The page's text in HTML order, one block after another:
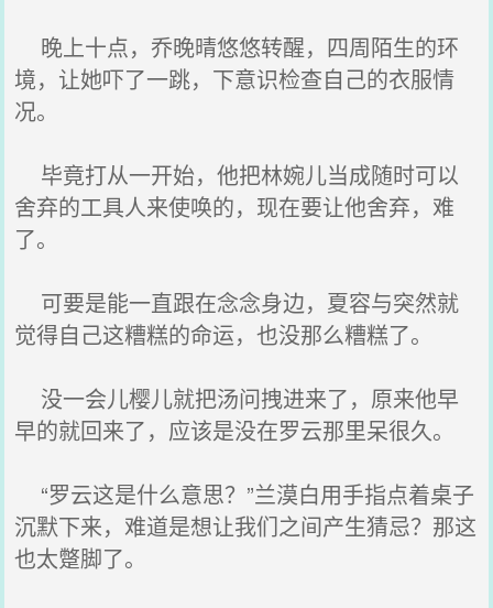
晚上十点，乔晚晴悠悠转醒，四周陌生的环
境，让她吓了一跳，下意识检查自己的衣服情
况。
毕竟打从一开始，他把林婉儿当成随时可以
舍弃的工具人来使唤的，现在要让他舍弃，难
了。
可要是能一直跟在念念身边，夏容与突然就
觉得自己这糟糕的命运，也没那么糟糕了。
没一会儿樱儿就把汤问拽进来了，原来他早
早的就回来了，应该是没在罗云那里呆很久。
“罗云这是什么意思？”兰漠白用手指点着桌子
沉默下来，难道是想让我们之间产生猜忌？那这
也太蹩脚了。